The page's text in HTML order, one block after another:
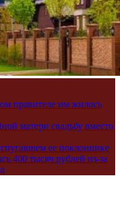
правителе им жилось
матери свадьбу вместо
ее поклоннике
400 тысяч рублей из-за